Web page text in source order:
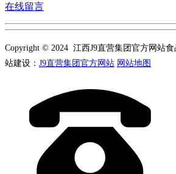
在线留言
Copyright © 2024 江西J9直营集团官方网站
站建设： J9直营集团官方网站 网站地图